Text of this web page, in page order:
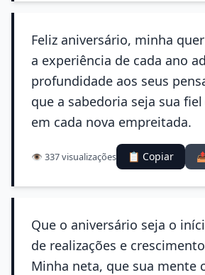
Feliz aniversário, minha
a experiência de cada ano
profundidade aos seus
que a sabedoria seja sua
em cada nova empreitada.
👁️ 337 visualizações 📋 Copiar
Que o aniversário seja o
de realizações e
Minha neta, que sua mente